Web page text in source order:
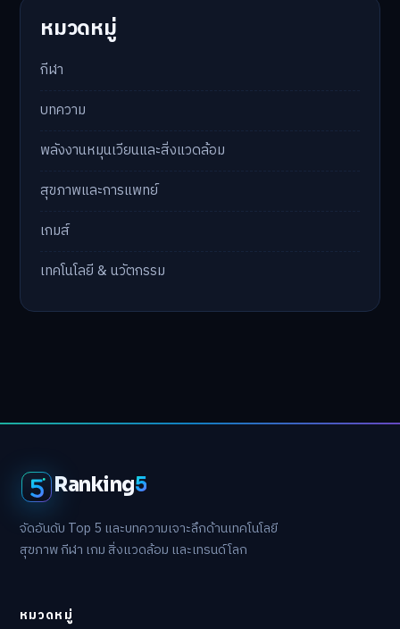
หมวดหมู่
กีฬา
บทความ
พลังงานหมุนเวียนและสิ่งแวดล้อม
สุขภาพและการแพทย์
เกมส์
เทคโนโลยี & นวัตกรรม
Ranking5
จัดอันดับ Top 5 และบทความเจาะลึกด้านเทคโนโลยี
สุขภาพ กีฬา เกม สิ่งแวดล้อม และเทรนด์โลก
หมวดหมู่